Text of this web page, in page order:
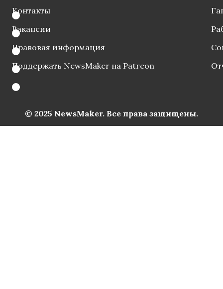
Контакты
Вакансии
Правовая информация
Поддержать NewsMaker на Patreon
© 2025 NewsMaker. Все права защищены.